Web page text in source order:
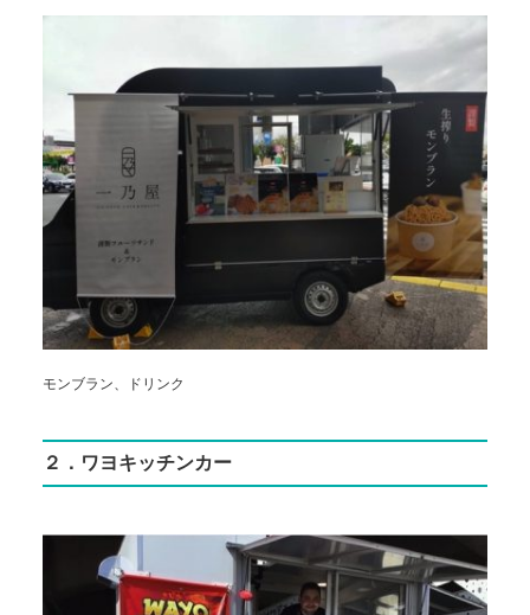
モンブラン、ドリンク
２．ワヨキッチンカー